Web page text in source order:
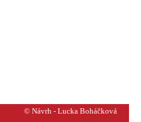
© Návrh - Lucka Boháčková